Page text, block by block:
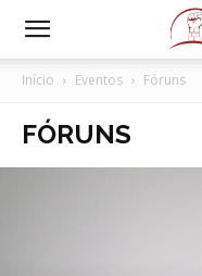
Início Eventos Fóruns
FÓRUNS